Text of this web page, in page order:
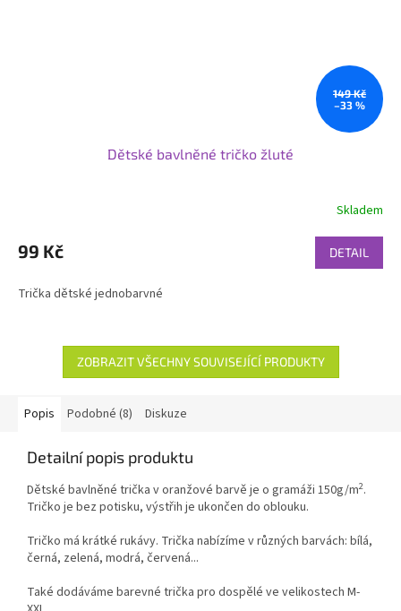
149 Kč
–33 %
Dětské bavlněné tričko žluté
Skladem
99 Kč DETAIL
Trička dětské jednobarvné
ZOBRAZIT VŠECHNY SOUVISEJÍCÍ PRODUKTY
Popis Podobné (8) Diskuze
Detailní popis produktu
Dětské bavlněné trička v oranžové barvě je o gramáži 150g/m2.
Tričko je bez potisku, výstřih je ukončen do oblouku.
Tričko má krátké rukávy. Trička nabízíme v různých barvách: bílá,
černá, zelená, modrá, červená...
Také dodáváme barevné trička pro dospělé ve velikostech M-